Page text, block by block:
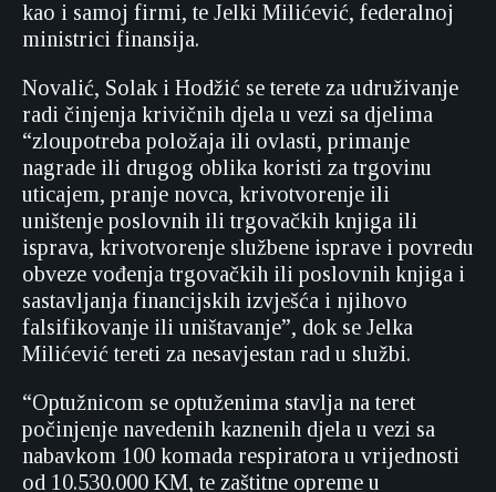
kao i samoj firmi, te Jelki Milićević, federalnoj
ministrici finansija.
Novalić, Solak i Hodžić se terete za udruživanje
radi činjenja krivičnih djela u vezi sa djelima
“zloupotreba položaja ili ovlasti, primanje
nagrade ili drugog oblika koristi za trgovinu
uticajem, pranje novca, krivotvorenje ili
uništenje poslovnih ili trgovačkih knjiga ili
isprava, krivotvorenje službene isprave i povredu
obveze vođenja trgovačkih ili poslovnih knjiga i
sastavljanja financijskih izvješća i njihovo
falsifikovanje ili uništavanje”, dok se Jelka
Milićević tereti za nesavjestan rad u službi.
“Optužnicom se optuženima stavlja na teret
počinjenje navedenih kaznenih djela u vezi sa
nabavkom 100 komada respiratora u vrijednosti
od 10.530.000 KM, te zaštitne opreme u